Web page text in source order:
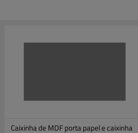
Caixinha de MDF porta papel e caixinha